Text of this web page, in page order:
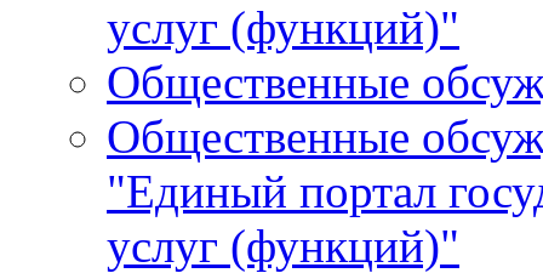
услуг (функций)"
Общественные
Общественные
"Единый портал
услуг (функций)"